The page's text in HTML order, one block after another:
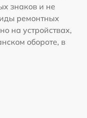
знаков и не
ремонтных
на устройствах,
обороте, в